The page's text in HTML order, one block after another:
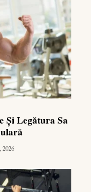
Și Legătura Sa
2026